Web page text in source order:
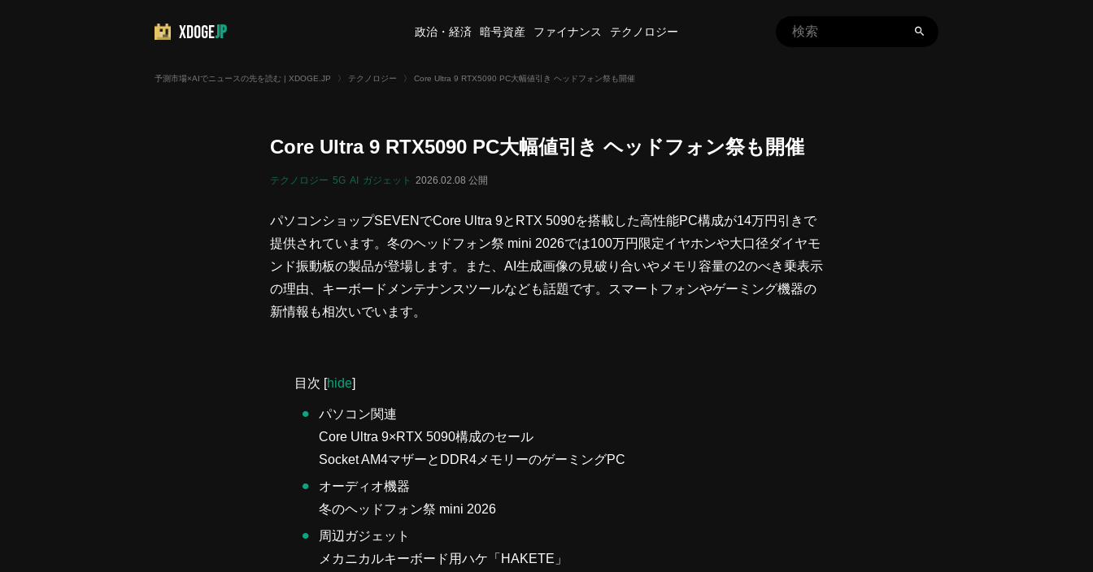
XDOGEJP 政治・経済 暗号資産 ファイナンス テクノロジー
予測市場×AIでニュースの先を読む | XDOGE.JP 〉 テクノロジー 〉 Core Ultra 9 RTX5090 PC大幅値引き ヘッドフォン祭も開催
Core Ultra 9 RTX5090 PC大幅値引き ヘッドフォン祭も開催
テクノロジー 5G AI ガジェット 2026.02.08 公開
パソコンショップSEVENでCore Ultra 9とRTX 5090を搭載した高性能PC構成が14万円引きで
提供されています。冬のヘッドフォン祭 mini 2026では100万円限定イヤホンや大口径ダイヤモ
ンド振動板の製品が登場します。また、AI生成画像の見破り合いやメモリ容量の2のべき乗表示
の理由、キーボードメンテナンスツールなども話題です。スマートフォンやゲーミング機器の
新情報も相次いでいます。
目次 [hide]
パソコン関連
Core Ultra 9×RTX 5090構成のセール
Socket AM4マザーとDDR4メモリーのゲーミングPC
オーディオ機器
冬のヘッドフォン祭 mini 2026
周辺ガジェット
メカニカルキーボード用ハケ「HAKETE」